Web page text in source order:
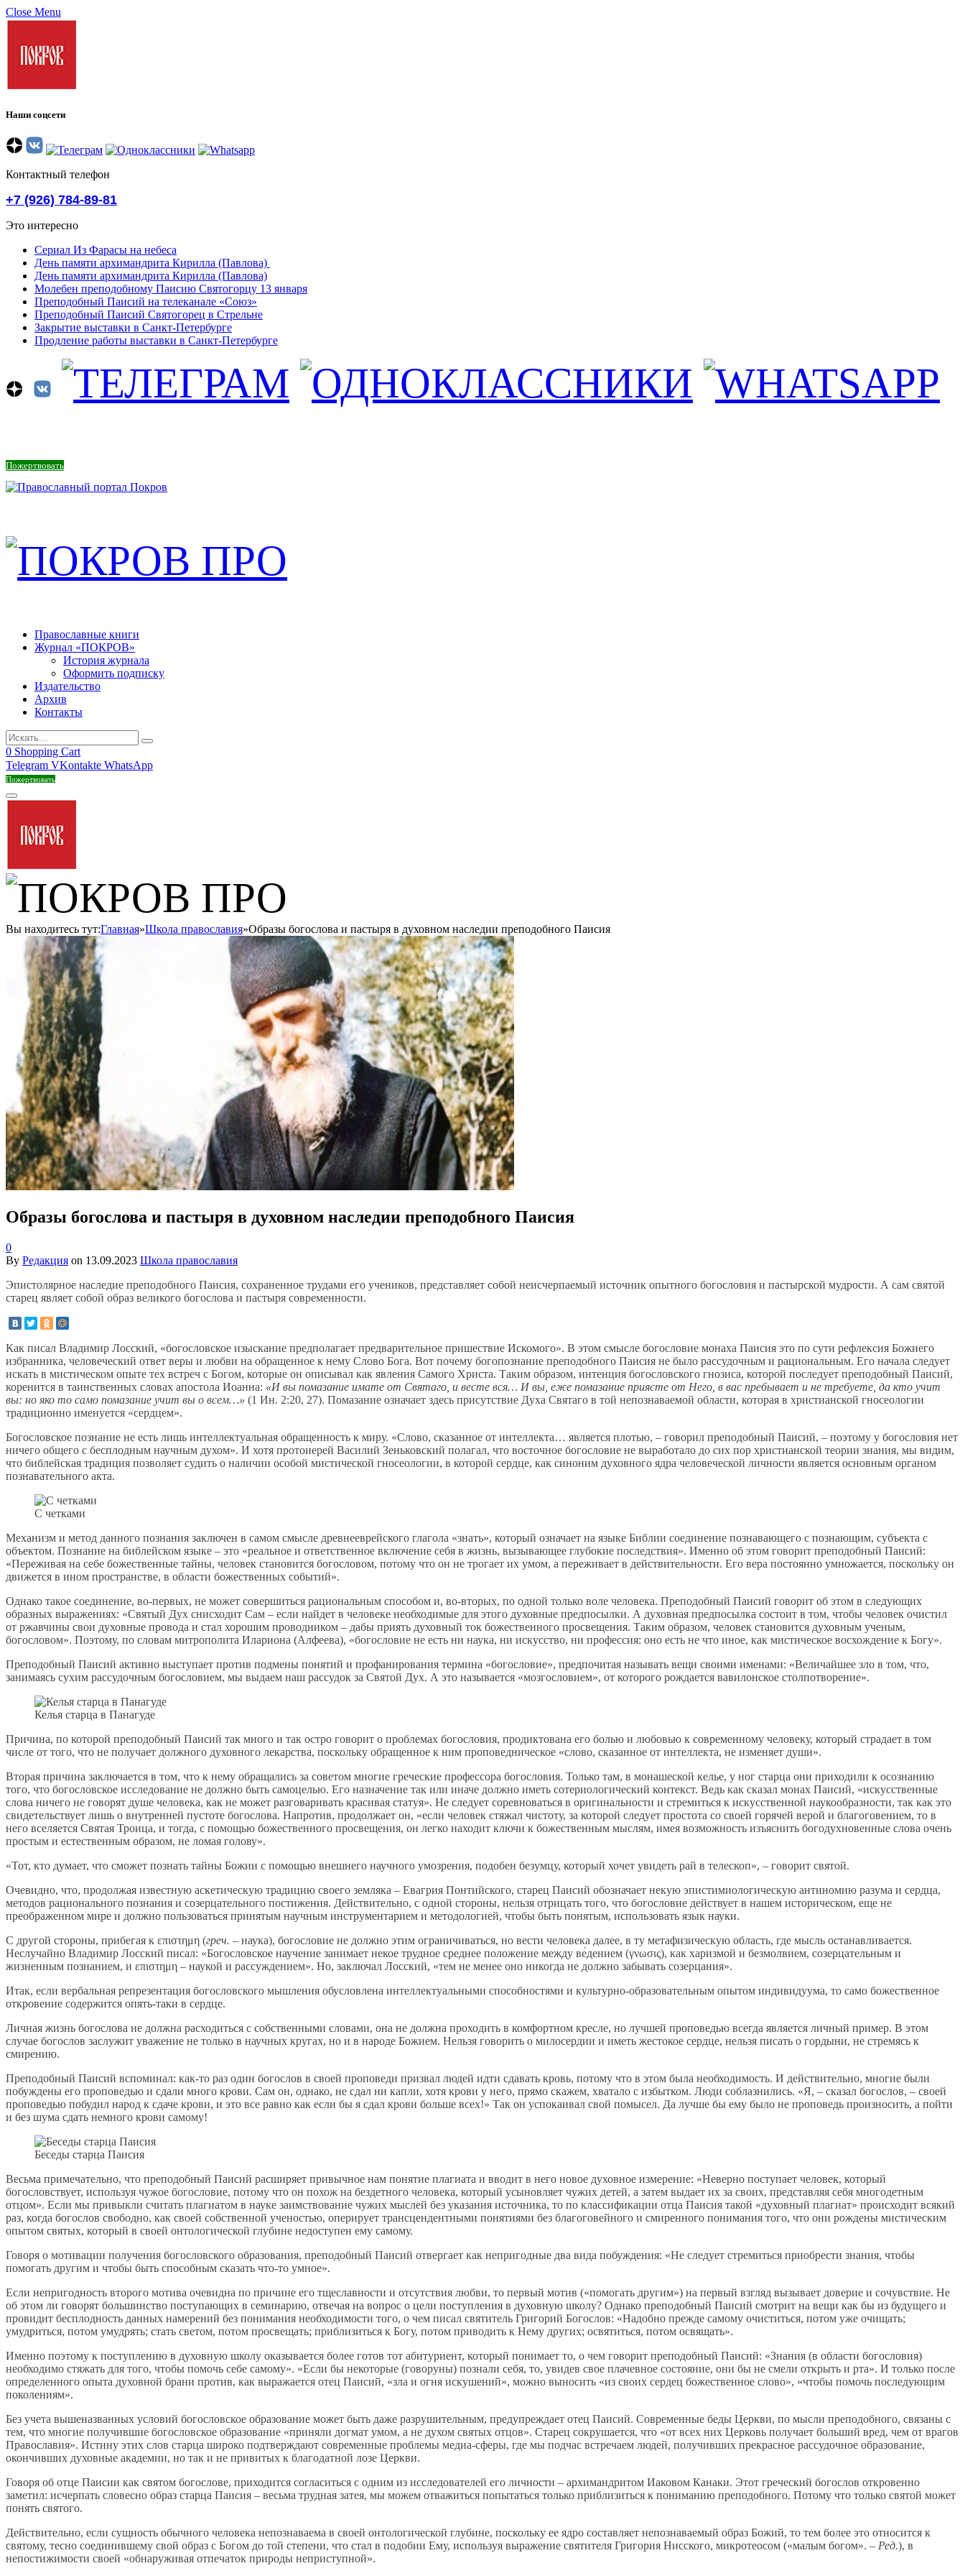
Close Menu
Наши соцсети
Контактный телефон
+7 (926) 784-89-81
Это интересно
Сериал Из Фарасы на небеса
День памяти архимандрита Кирилла (Павлова)
День памяти архимандрита Кирилла (Павлова)
Молебен преподобному Паисию Святогорцу 13 января
Преподобный Паисий на телеканале «Союз»
Преподобный Паисий Святогорец в Стрельне
Закрытие выставки в Санкт-Петербурге
Продление работы выставки в Санкт-Петербурге
Пожертвовать
Православные книги
Журнал «ПОКРОВ»
История журнала
Оформить подписку
Издательство
Архив
Контакты
0 Shopping Cart
Telegram VKontakte WhatsApp
Пожертвовать
Вы находитесь тут:Главная»Школа православия»Образы богослова и пастыря в духовном наследии преподобного Паисия
Образы богослова и пастыря в духовном наследии преподобного Паисия
0
By Редакция on 13.09.2023 Школа православия
Эпистолярное наследие преподобного Паисия, сохраненное трудами его учеников, представляет собой неисчерпаемый источник опытного богословия и пастырской мудрости. А сам святой
старец являет собой образ великого богослова и пастыря современности.
Как писал Владимир Лосский, «богословское изыскание предполагает предварительное пришествие Искомого». В этом смысле богословие монаха Паисия это по сути рефлексия Божиего
избранника, человеческий ответ веры и любви на обращенное к нему Слово Бога. Вот почему богопознание преподобного Паисия не было рассудочным и рациональным. Его начала следует
искать в мистическом опыте тех встреч с Богом, которые он описывал как явления Самого Христа. Таким образом, интенция богословского гнозиса, которой последует преподобный Паисий,
коренится в таинственных словах апостола Иоанна: «И вы помазание имате от Святаго, и весте вся… И вы, еже помазание приясте от Него, в вас пребывает и не требуете, да кто учит
вы: но яко то само помазание учит вы о всем…» (1 Ин. 2:20, 27). Помазание означает здесь присутствие Духа Святаго в той непознаваемой области, которая в христианской гносеологии
традиционно именуется «сердцем».
Богословское познание не есть лишь интеллектуальная обращенность к миру. «Слово, сказанное от интеллекта… является плотью, – говорил преподобный Паисий, – поэтому у богословия нет
ничего общего с бесплодным научным духом». И хотя протоиерей Василий Зеньковский полагал, что восточное богословие не выработало до сих пор христианской теории знания, мы видим,
что библейская традиция позволяет судить о наличии особой мистической гносеологии, в которой сердце, как синоним духовного ядра человеческой личности является основным органом
познавательного акта.
С четками
Механизм и метод данного познания заключен в самом смысле древнееврейского глагола «знать», который означает на языке Библии соединение познавающего с познающим, субъекта с
объектом. Познание на библейском языке – это «реальное и ответственное включение себя в жизнь, вызывающее глубокие последствия». Именно об этом говорит преподобный Паисий:
«Переживая на себе божественные тайны, человек становится богословом, потому что он не трогает их умом, а переживает в действительности. Его вера постоянно умножается, поскольку он
движется в ином пространстве, в области божественных событий».
Однако такое соединение, во-первых, не может совершиться рациональным способом и, во-вторых, по одной только воле человека. Преподобный Паисий говорит об этом в следующих
образных выражениях: «Святый Дух снисходит Сам – если найдет в человеке необходимые для этого духовные предпосылки. А духовная предпосылка состоит в том, чтобы человек очистил
от ржавчины свои духовные провода и стал хорошим проводником – дабы приять духовный ток божественного просвещения. Таким образом, человек становится духовным ученым,
богословом». Поэтому, по словам митрополита Илариона (Алфеева), «богословие не есть ни наука, ни искусство, ни профессия: оно есть не что иное, как мистическое восхождение к Богу».
Преподобный Паисий активно выступает против подмены понятий и профанирования термина «богословие», предпочитая называть вещи своими именами: «Величайшее зло в том, что,
занимаясь сухим рассудочным богословием, мы выдаем наш рассудок за Святой Дух. А это называется «мозгословием», от которого рождается вавилонское столпотворение».
Келья старца в Панагуде
Причина, по которой преподобный Паисий так много и так остро говорит о проблемах богословия, продиктована его болью и любовью к современному человеку, который страдает в том
числе от того, что не получает должного духовного лекарства, поскольку обращенное к ним проповедническое «слово, сказанное от интеллекта, не изменяет души».
Вторая причина заключается в том, что к нему обращались за советом многие греческие профессора богословия. Только там, в монашеской келье, у ног старца они приходили к осознанию
того, что богословское исследование не должно быть самоцелью. Его назначение так или иначе должно иметь сотериологический контекст. Ведь как сказал монах Паисий, «искусственные
слова ничего не говорят душе человека, как не может разговаривать красивая статуя». Не следует соревноваться в оригинальности и стремиться к искусственной наукообразности, так как это
свидетельствует лишь о внутренней пустоте богослова. Напротив, продолжает он, «если человек стяжал чистоту, за которой следует простота со своей горячей верой и благоговением, то в
него вселяется Святая Троица, и тогда, с помощью божественного просвещения, он легко находит ключи к божественным мыслям, имея возможность изъяснить богодухновенные слова очень
простым и естественным образом, не ломая голову».
«Тот, кто думает, что сможет познать тайны Божии с помощью внешнего научного умозрения, подобен безумцу, который хочет увидеть рай в телескоп», – говорит святой.
Очевидно, что, продолжая известную аскетическую традицию своего земляка – Евагрия Понтийского, старец Паисий обозначает некую эпистимиологическую антиномию разума и сердца,
методов рационального познания и созерцательного постижения. Действительно, с одной стороны, нельзя отрицать того, что богословие действует в нашем историческом, еще не
преображенном мире и должно пользоваться принятым научным инструментарием и методологией, чтобы быть понятым, использовать язык науки.
С другой стороны, прибегая к επιστημη (греч. – наука), богословие не должно этим ограничиваться, но вести человека далее, в ту метафизическую область, где мысль останавливается.
Неслучайно Владимир Лосский писал: «Богословское научение занимает некое трудное среднее положение между ве́дением (γνωσις), как харизмой и безмолвием, созерцательным и
жизненным познанием, и επιστημη – наукой и рассуждением». Но, заключал Лосский, «тем не менее оно никогда не должно забывать созерцания».
Итак, если вербальная репрезентация богословского мышления обусловлена интеллектуальными способностями и культурно-образовательным опытом индивидуума, то само божественное
откровение содержится опять-таки в сердце.
Личная жизнь богослова не должна расходиться с собственными словами, она не должна проходить в комфортном кресле, но лучшей проповедью всегда является личный пример. В этом
случае богослов заслужит уважение не только в научных кругах, но и в народе Божием. Нельзя говорить о милосердии и иметь жестокое сердце, нельзя писать о гордыни, не стремясь к
смирению.
Преподобный Паисий вспоминал: как-то раз один богослов в своей проповеди призвал людей идти сдавать кровь, потому что в этом была необходимость. И действительно, многие были
побуждены его проповедью и сдали много крови. Сам он, однако, не сдал ни капли, хотя крови у него, прямо скажем, хватало с избытком. Люди соблазнились. «Я, – сказал богослов, – своей
проповедью побудил народ к сдаче крови, и это все равно как если бы я сдал крови больше всех!» Так он успокаивал свой помысел. Да лучше бы ему было не проповедь произносить, а пойти
и без шума сдать немного крови самому!
Беседы старца Паисия
Весьма примечательно, что преподобный Паисий расширяет привычное нам понятие плагиата и вводит в него новое духовное измерение: «Неверно поступает человек, который
богословствует, используя чужое богословие, потому что он похож на бездетного человека, который усыновляет чужих детей, а затем выдает их за своих, представляя себя многодетным
отцом». Если мы привыкли считать плагиатом в науке заимствование чужих мыслей без указания источника, то по классификации отца Паисия такой «духовный плагиат» происходит всякий
раз, когда богослов свободно, как своей собственной ученостью, оперирует трансцендентными понятиями без благоговейного и смиренного понимания того, что они рождены мистическим
опытом святых, который в своей онтологической глубине недоступен ему самому.
Говоря о мотивации получения богословского образования, преподобный Паисий отвергает как непригодные два вида побуждения: «Не следует стремиться приобрести знания, чтобы
помогать другим и чтобы быть способным сказать что-то умное».
Если непригодность второго мотива очевидна по причине его тщеславности и отсутствия любви, то первый мотив («помогать другим») на первый взгляд вызывает доверие и сочувствие. Не
об этом ли говорят большинство поступающих в семинарию, отвечая на вопрос о цели поступления в духовную школу? Однако преподобный Паисий смотрит на вещи как бы из будущего и
провидит бесплодность данных намерений без понимания необходимости того, о чем писал святитель Григорий Богослов: «Надобно прежде самому очиститься, потом уже очищать;
умудриться, потом умудрять; стать светом, потом просвещать; приблизиться к Богу, потом приводить к Нему других; освятиться, потом освящать».
Именно поэтому к поступлению в духовную школу оказывается более готов тот абитуриент, который понимает то, о чем говорит преподобный Паисий: «Знания (в области богословия)
необходимо стяжать для того, чтобы помочь себе самому». «Если бы некоторые (говоруны) познали себя, то, увидев свое плачевное состояние, они бы не смели открыть и рта». И только после
определенного опыта духовной брани против, как выражается отец Паисий, «зла и огня искушений», можно выносить «из своих сердец божественное слово», «чтобы помочь последующим
поколениям».
Без учета вышеназванных условий богословское образование может быть даже разрушительным, предупреждает отец Паисий. Современные беды Церкви, по мысли преподобного, связаны с
тем, что многие получившие богословское образование «приняли догмат умом, а не духом святых отцов». Старец сокрушается, что «от всех них Церковь получает больший вред, чем от врагов
Православия». Истину этих слов старца широко подтверждают современные проблемы медиа-сферы, где мы подчас встречаем людей, получивших прекрасное рассудочное образование,
окончивших духовные академии, но так и не привитых к благодатной лозе Церкви.
Говоря об отце Паисии как святом богослове, приходится согласиться с одним из исследователей его личности – архимандритом Иаковом Канаки. Этот греческий богослов откровенно
заметил: исчерпать словесно образ старца Паисия – весьма трудная затея, мы можем отважиться попытаться только приблизиться к пониманию преподобного. Потому что только святой может
понять святого.
Действительно, если сущность обычного человека непознаваема в своей онтологической глубине, поскольку ее ядро составляет непознаваемый образ Божий, то тем более это относится к
святому, тесно соединившему свой образ с Богом до той степени, что стал в подобии Ему, используя выражение святителя Григория Нисского, микротеосом («малым богом». – Ред.), в
непостижимости своей «обнаруживая отпечаток природы неприступной».